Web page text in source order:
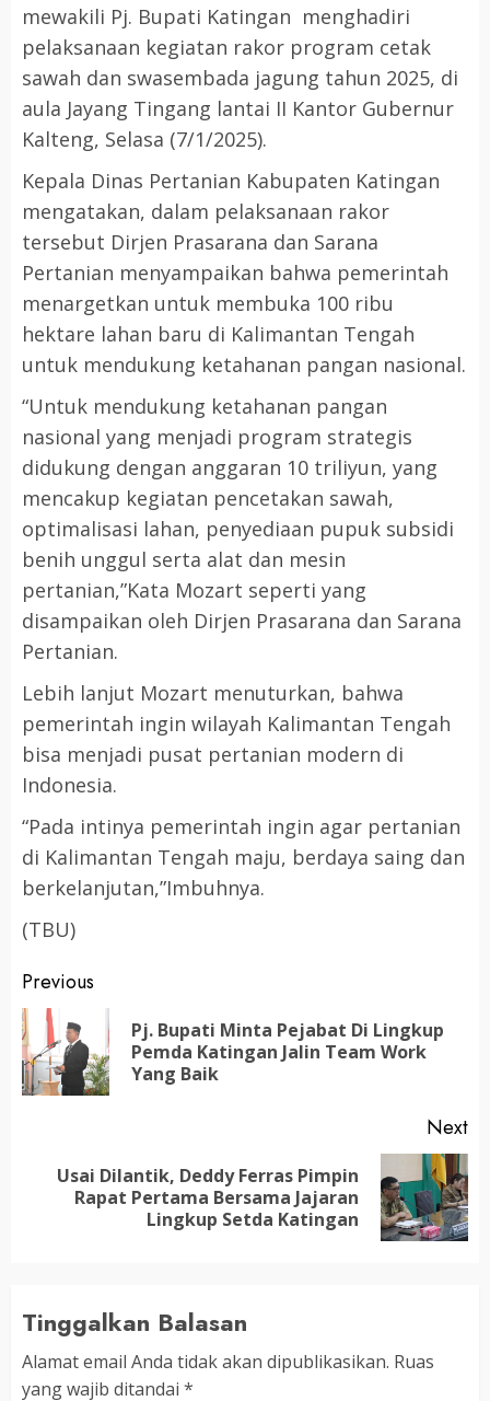
mewakili Pj. Bupati Katingan menghadiri
pelaksanaan kegiatan rakor program cetak
sawah dan swasembada jagung tahun 2025, di
aula Jayang Tingang lantai II Kantor Gubernur
Kalteng, Selasa (7/1/2025).
Kepala Dinas Pertanian Kabupaten Katingan
mengatakan, dalam pelaksanaan rakor
tersebut Dirjen Prasarana dan Sarana
Pertanian menyampaikan bahwa pemerintah
menargetkan untuk membuka 100 ribu
hektare lahan baru di Kalimantan Tengah
untuk mendukung ketahanan pangan nasional.
“Untuk mendukung ketahanan pangan
nasional yang menjadi program strategis
didukung dengan anggaran 10 triliyun, yang
mencakup kegiatan pencetakan sawah,
optimalisasi lahan, penyediaan pupuk subsidi
benih unggul serta alat dan mesin
pertanian,”Kata Mozart seperti yang
disampaikan oleh Dirjen Prasarana dan Sarana
Pertanian.
Lebih lanjut Mozart menuturkan, bahwa
pemerintah ingin wilayah Kalimantan Tengah
bisa menjadi pusat pertanian modern di
Indonesia.
“Pada intinya pemerintah ingin agar pertanian
di Kalimantan Tengah maju, berdaya saing dan
berkelanjutan,”Imbuhnya.
(TBU)
Post
navigation
Previous
Pj. Bupati Minta Pejabat Di Lingkup
Pemda Katingan Jalin Team Work
Yang Baik
Next
Next
Usai Dilantik, Deddy Ferras Pimpin
Rapat Pertama Bersama Jajaran
Lingkup Setda Katingan
Tinggalkan Balasan
Alamat email Anda tidak akan dipublikasikan. Ruas
yang wajib ditandai *